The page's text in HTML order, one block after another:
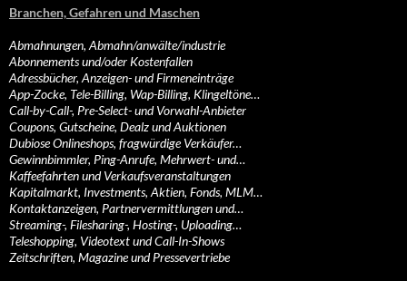
Branchen, Gefahren und Maschen
Abmahnungen, Abmahn/anwälte/industrie
Abonnements und/oder Kostenfallen
Adressbücher, Anzeigen- und Firmeneinträge
App-Zocke, Tele-Billing, Wap-Billing, Klingeltöne…
Call-by-Call-, Pre-Select- und Vorwahl-Anbieter
Coupons, Gutscheine, Dealz und Auktionen
Dubiose Onlineshops, fragwürdige Verkäufer…
Gewinnbimmler, Ping-Anrufe, Mehrwert- und…
Kaffeefahrten und Verkaufsveranstaltungen
Kapitalmarkt, Investments, Aktien, Fonds, MLM…
Kontaktanzeigen, Partnervermittlungen und…
Streaming-, Filesharing-, Hosting-, Uploading…
Teleshopping, Videotext und Call-In-Shows
Zeitschriften, Magazine und Pressevertriebe